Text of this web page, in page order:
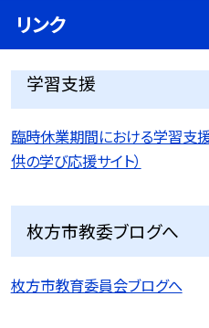
リンク
学習支援
臨時休業期間における学習支
供の学び応援サイト）
枚方市教委ブログへ
枚方市教育委員会ブログへ